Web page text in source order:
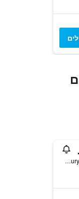
1 Padbury Circle, Sorrento, WA, אוסטרליה